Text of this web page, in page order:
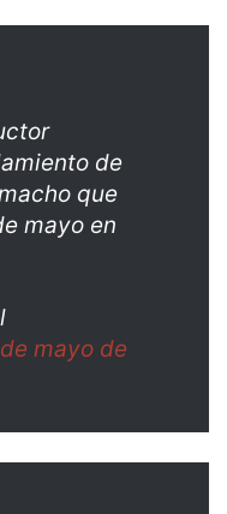
de
que
mayo en
mayo de